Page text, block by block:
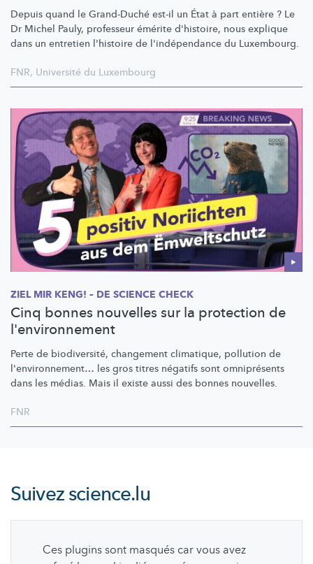
Depuis quand le Grand-Duché est-il un État à part entière ? Le
Dr Michel Pauly, professeur émérite d'histoire, nous explique
dans un entretien l'histoire de l'indépendance du Luxembourg.
FNR, Université du Luxembourg
ZIEL MIR KENG! – DE SCIENCE CHECK
Cinq bonnes nouvelles sur la protection de
l'environnement
Perte de biodiversité, changement climatique, pollution de
l'environnement… les gros titres négatifs sont omniprésents
dans les médias. Mais il existe aussi des bonnes nouvelles.
FNR
Suivezscience.lu
Ces plugins sont masqués car vous avez